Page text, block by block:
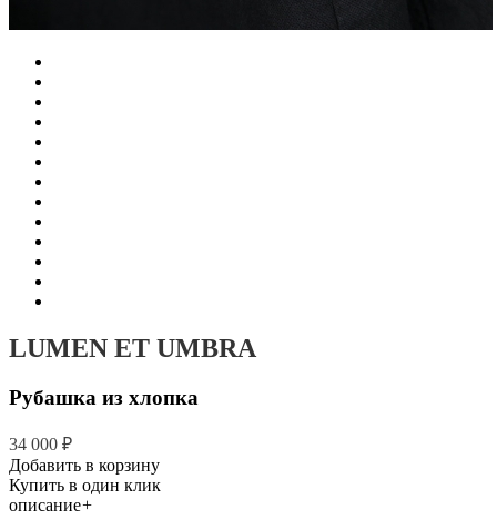
LUMEN ET UMBRA
Рубашка из хлопка
34 000 ₽
Добавить в корзину
Купить в один клик
описание+